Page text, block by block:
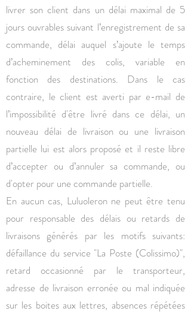
livrer son client dans un délai maximal de 5
jours ouvrables suivant l’enregistrement de sa
commande, délai auquel s’ajoute le temps
d’acheminement des colis, variable en
fonction des destinations. Dans le cas
contraire, le client est averti par e-mail de
l’impossibilité d'être livré dans ce délai, un
nouveau délai de livraison ou une livraison
partielle lui est alors proposé et il reste libre
d’accepter ou d’annuler sa commande, ou
d'opter pour une commande partielle.
En aucun cas, Luluoleron ne peut être tenu
pour responsable des délais ou retards de
livraisons générés par les motifs suivants:
défaillance du service "La Poste (Colissimo)",
retard occasionné par le transporteur,
adresse de livraison erronée ou mal indiquée
sur les boites aux lettres, absences répétées